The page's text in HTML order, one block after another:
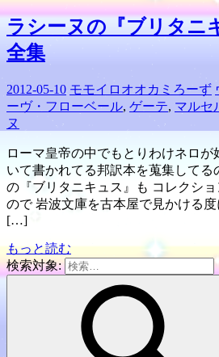
ラシーヌの『ブリタニ
全集
2012-05-10 モモイロオオカミろーず
ーヴ・フローベール, ゲーテ, マルセ
ヌ
ローマ皇帝の中でもとりわけネロが
いて書かれてる邦訳本を蒐集してる
の『ブリタニキュス』も コレクシ
ので 岩波文庫を古本屋で見かける
[…]
もっと読む
検索対象: